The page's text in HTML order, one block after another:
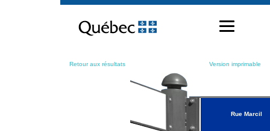
contenu
Retour aux résultats Version imprimable
Rue Marcil